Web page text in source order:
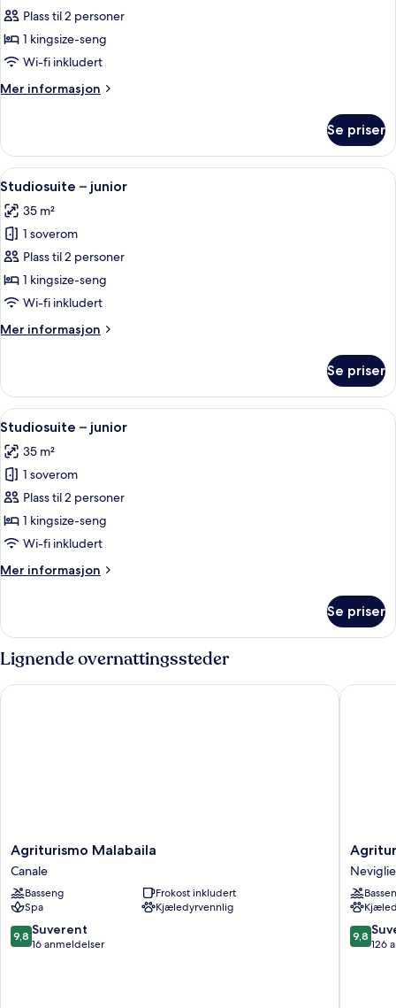
Suite
–
classic
Plass til 2 personer
1 kingsize-seng
Wi-fi inkludert
Mer informasjon
Mer
–
classic
Se priser
Åpne
alle
bildene
av
Studiosuite
–
junior
Studiosuite – junior | Minibar,
4
Studiosuite – junior
35 m²
1 soverom
Plass til 2 personer
1 kingsize-seng
Wi-fi inkludert
Mer informasjon
Mer
–
junior
Se priser
Åpne
alle
bildene
av
Studiosuite
–
junior
Studiosuite – junior | Minibar,
3
Studiosuite – junior
35 m²
1 soverom
Plass til 2 personer
1 kingsize-seng
Wi-fi inkludert
Mer informasjon
Mer
–
junior
Se priser
Lignende overnattingssteder
Agriturismo
Malabaila
Canale
Agriturismo Malabaila
Canale
Basseng
Frokost inkludert
Spa
Kjæledyrvennlig
9.8
av
9,8 Suverent
16 anmeldelser
Agriturismo Malabaila
Neviglie
Neviglie
9.8
av
9,8
126